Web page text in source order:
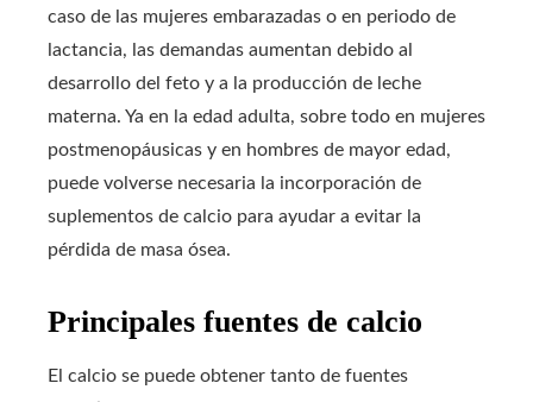
caso de las mujeres embarazadas o en periodo de
lactancia, las demandas aumentan debido al
desarrollo del feto y a la producción de leche
materna. Ya en la edad adulta, sobre todo en mujeres
postmenopáusicas y en hombres de mayor edad,
puede volverse necesaria la incorporación de
suplementos de calcio para ayudar a evitar la
pérdida de masa ósea.
Principales fuentes de calcio
El calcio se puede obtener tanto de fuentes